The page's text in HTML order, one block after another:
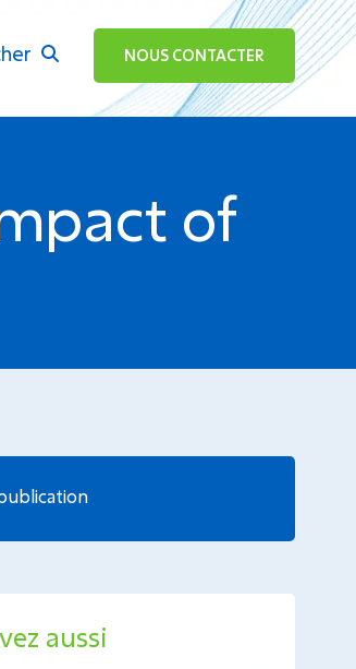
NOUS CONTACTER
of
aussi